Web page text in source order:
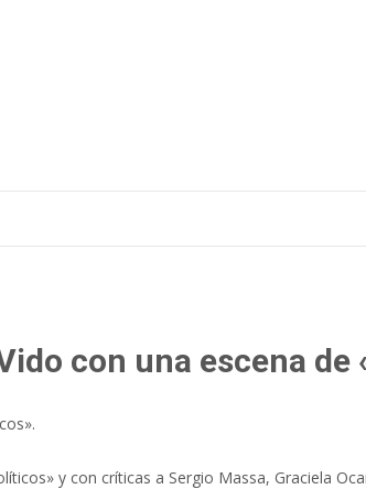
con una escena de
y con críticas a Sergio Massa, Graciela